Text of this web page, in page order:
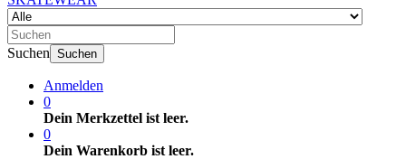
Suchen Suchen
Anmelden
0
Dein Merkzettel ist leer.
0
Dein Warenkorb ist leer.